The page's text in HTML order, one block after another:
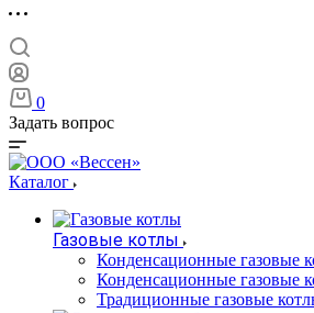
0
Задать вопрос
Каталог
Газовые котлы
Конденсационные газовые
Конденсационные газовые
Традиционные газовые